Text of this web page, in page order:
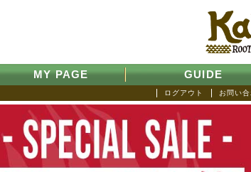
MY PAGE GUIDE
お問い
ログアウト